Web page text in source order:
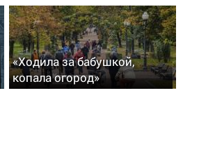
«Ходила за бабушкой,
копала огород»